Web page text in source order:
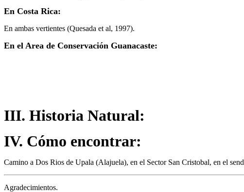
En Costa Rica:
En ambas vertientes (Quesada et al, 1997).
En el Area de Conservación Guanacaste:
III. Historia Natural:
IV. Cómo encontrar:
Camino a Dos Rios de Upala (Alajuela), en el Sector San Cristobal, en el
Agradecimientos.